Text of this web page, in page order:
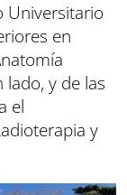
Universitario
en
y de las
el
y